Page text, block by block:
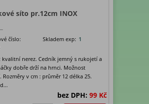
síto pr.12cm INOX
číslo:
Skladem exp: 1
kvalitní nerez. Cedník jemný s rukojetí a
dobře drží na hrnci. Možnost
Rozměry v cm : průměr 12 délka 25.
bez DPH: 99 Kč